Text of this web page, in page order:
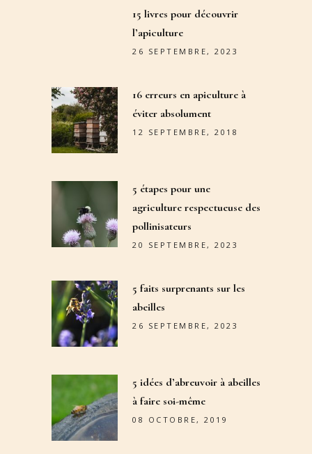
15 livres pour découvrir
l’apiculture
26 SEPTEMBRE, 2023
16 erreurs en apiculture à
éviter absolument
12 SEPTEMBRE, 2018
5 étapes pour une
agriculture respectueuse des
pollinisateurs
20 SEPTEMBRE, 2023
5 faits surprenants sur les
abeilles
26 SEPTEMBRE, 2023
5 idées d’abreuvoir à abeilles
à faire soi-même
08 OCTOBRE, 2019